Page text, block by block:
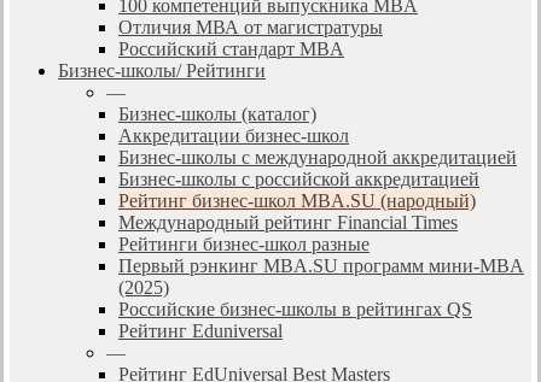
100 компетенций выпускника MBA
Отличия МВА от магистратуры
Российский стандарт MBA
Бизнес-школы/ Рейтинги
—
Бизнес-школы (каталог)
Аккредитации бизнес-школ
Бизнес-школы с международной аккредитацией
Бизнес-школы с российской аккредитацией
Рейтинг бизнес-школ MBA.SU (народный)
Международный рейтинг Financial Times
Рейтинги бизнес-школ разные
Первый рэнкинг MBA.SU программ мини-MBA
(2025)
Российские бизнес-школы в рейтингах QS
Рейтинг Eduniversal
—
Рейтинг EdUniversal Best Masters